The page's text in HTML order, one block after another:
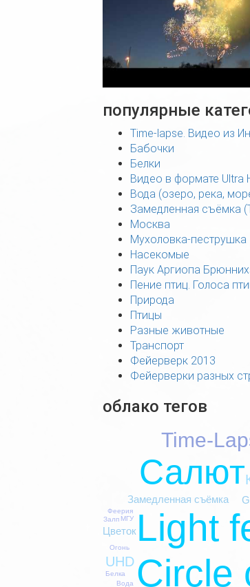
популярные
Time-lapse. Видео из
Бабочки
Белки
Видео в формате Ultra
Вода (озеро, река,
Замедленная съёмка
Москва
Мухоловка-пеструшка
Насекомые
Паук Аргиопа
Пение птиц. Голоса
Природа
Птицы
Разные животные
Транспорт
Фейерверк 2013
Фейерверки разных
облако тегов
Circle
Light
Салют
Time-
UHD
Замедленная съёмка
Цветок
МГУ
Феерия
Вода
Огонь
Белка
Залп